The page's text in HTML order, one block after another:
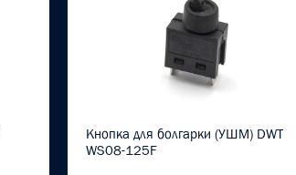
Кнопка для болгарки (УШМ) DWT
WS08-125F